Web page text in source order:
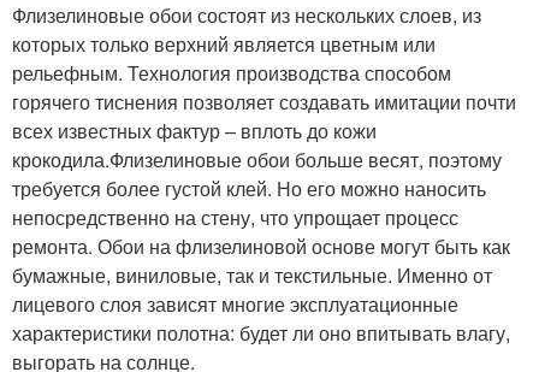
Флизелиновые обои состоят из нескольких слоев, из
которых только верхний является цветным или
рельефным. Технология производства способом
горячего тиснения позволяет создавать имитации почти
всех известных фактур – вплоть до кожи
крокодила.Флизелиновые обои больше весят, поэтому
требуется более густой клей. Но его можно наносить
непосредственно на стену, что упрощает процесс
ремонта. Обои на флизелиновой основе могут быть как
бумажные, виниловые, так и текстильные. Именно от
лицевого слоя зависят многие эксплуатационные
характеристики полотна: будет ли оно впитывать влагу,
выгорать на солнце.